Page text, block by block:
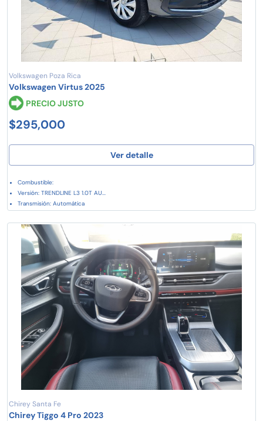
Volkswagen Poza Rica
Volkswagen Virtus 2025
PRECIO JUSTO
$295,000
Ver detalle
Combustible:
Versión: TRENDLINE L3 1.0T AU...
Transmisión: Automática
Chirey Santa Fe
Chirey Tiggo 4 Pro 2023